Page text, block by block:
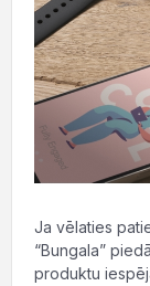
Ja vēlaties
“Bungala”
produktu